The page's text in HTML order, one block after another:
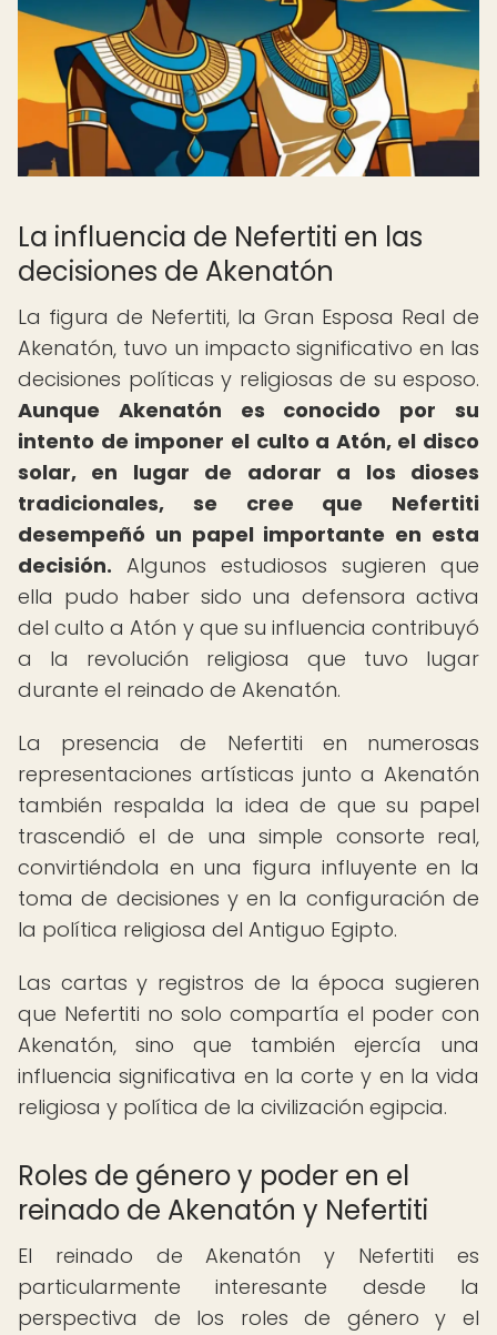
La influencia de Nefertiti en las
decisiones de Akenatón
La figura de Nefertiti, la Gran Esposa Real de
Akenatón, tuvo un impacto significativo en las
decisiones políticas y religiosas de su esposo.
Aunque Akenatón es conocido por su
intento de imponer el culto a Atón, el disco
solar, en lugar de adorar a los dioses
tradicionales, se cree que Nefertiti
desempeñó un papel importante en esta
decisión. Algunos estudiosos sugieren que
ella pudo haber sido una defensora activa
del culto a Atón y que su influencia contribuyó
a la revolución religiosa que tuvo lugar
durante el reinado de Akenatón.
La presencia de Nefertiti en numerosas
representaciones artísticas junto a Akenatón
también respalda la idea de que su papel
trascendió el de una simple consorte real,
convirtiéndola en una figura influyente en la
toma de decisiones y en la configuración de
la política religiosa del Antiguo Egipto.
Las cartas y registros de la época sugieren
que Nefertiti no solo compartía el poder con
Akenatón, sino que también ejercía una
influencia significativa en la corte y en la vida
religiosa y política de la civilización egipcia.
Roles de género y poder en el
reinado de Akenatón y Nefertiti
El reinado de Akenatón y Nefertiti es
particularmente interesante desde la
perspectiva de los roles de género y el